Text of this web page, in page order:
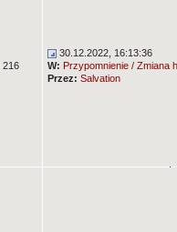
216
30.12.2022, 16:13:36
W: Przypomnienie / Zmiana
Przez: Salvation